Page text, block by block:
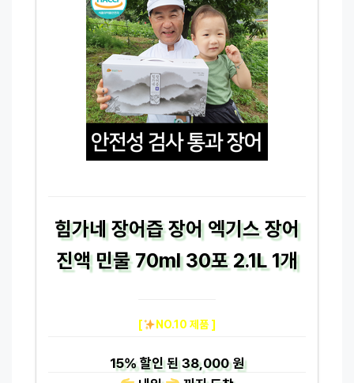
힘가네 장어즙 장어 엑기스 장어
진액 민물 70ml 30포 2.1L 1개
[ NO.10 제품 ]
15%할인 된38,000 원